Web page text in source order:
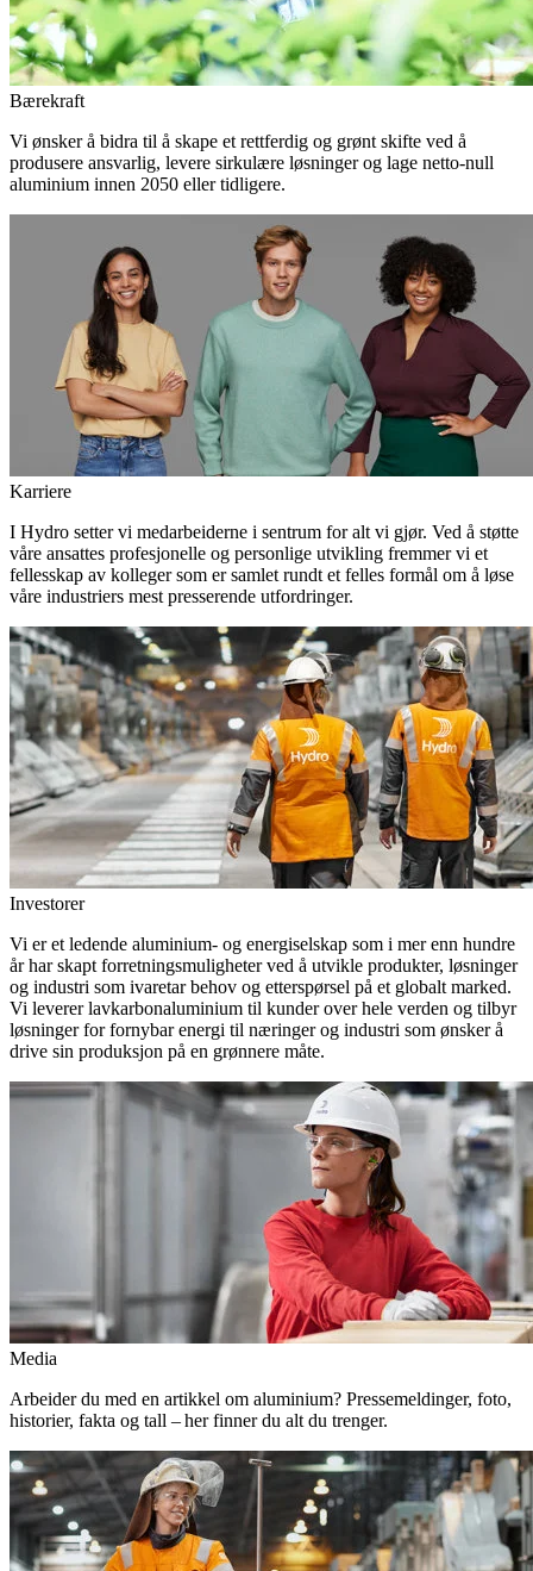
Bærekraft
Vi ønsker å bidra til å skape et rettferdig og grønt skifte ved å
produsere ansvarlig, levere sirkulære løsninger og lage netto-null
aluminium innen 2050 eller tidligere.
Karriere
I Hydro setter vi medarbeiderne i sentrum for alt vi gjør. Ved å støtte
våre ansattes profesjonelle og personlige utvikling fremmer vi et
fellesskap av kolleger som er samlet rundt et felles formål om å løse
våre industriers mest presserende utfordringer.
Investorer
Vi er et ledende aluminium- og energiselskap som i mer enn hundre
år har skapt forretningsmuligheter ved å utvikle produkter, løsninger
og industri som ivaretar behov og etterspørsel på et globalt marked.
Vi leverer lavkarbonaluminium til kunder over hele verden og tilbyr
løsninger for fornybar energi til næringer og industri som ønsker å
drive sin produksjon på en grønnere måte.
Media
Arbeider du med en artikkel om aluminium? Pressemeldinger, foto,
historier, fakta og tall – her finner du alt du trenger.